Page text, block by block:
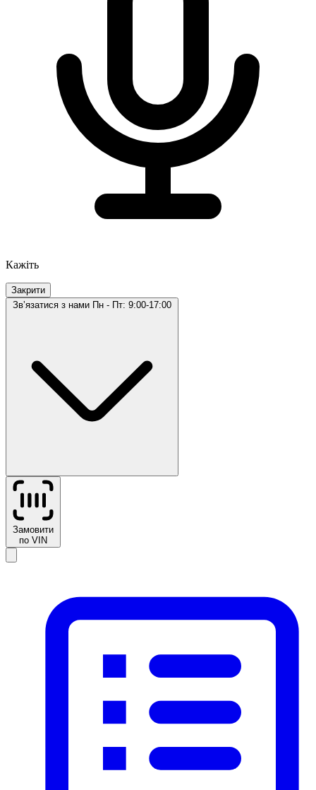
Кажіть
Закрити
Звʼязатися з нами Пн - Пт: 9:00-17:00
Замовити
по VIN